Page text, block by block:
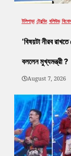
টলিপাড়া ট্রেন্ডিং বলিউড
‘বিষয়টা নীরব
বললেন মুখ্যমন্ত্রী ?
August 7, 2026